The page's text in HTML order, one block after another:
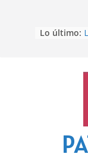
Lo último: